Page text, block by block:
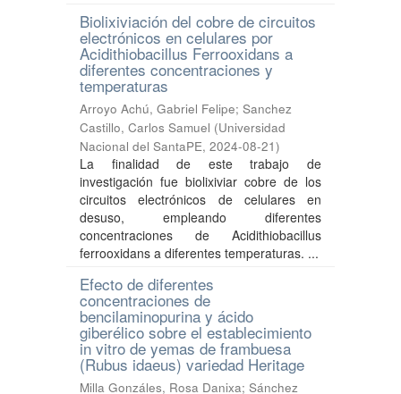
Biolixiviación del cobre de circuitos
electrónicos en celulares por
Acidithiobacillus Ferrooxidans a
diferentes concentraciones y
temperaturas
Arroyo Achú, Gabriel Felipe; Sanchez
Castillo, Carlos Samuel (Universidad
Nacional del SantaPE, 2024-08-21)
La finalidad de este trabajo de
investigación fue biolixiviar cobre de los
circuitos electrónicos de celulares en
desuso, empleando diferentes
concentraciones de Acidithiobacillus
ferrooxidans a diferentes temperaturas. ...
Efecto de diferentes
concentraciones de
bencilaminopurina y ácido
giberélico sobre el establecimiento
in vitro de yemas de frambuesa
(Rubus idaeus) variedad Heritage
Milla Gonzáles, Rosa Danixa; Sánchez